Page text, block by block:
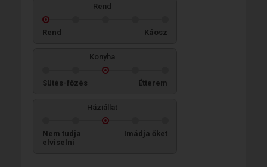
Rend
Rend Káosz
Konyha
Sütés-főzés Étterem
Háziállat
Nem tudja
elviselni
Imádja őket